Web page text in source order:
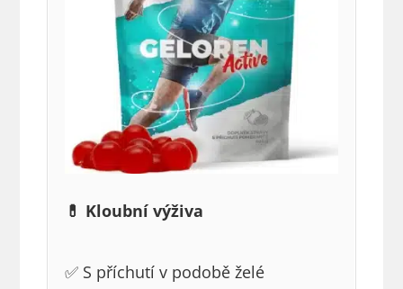
💊 Kloubní výživa
✅ S příchutí v podobě želé